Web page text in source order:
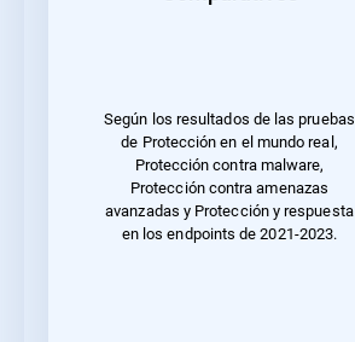
Según los resultados de las pruebas
de Protección en el mundo real,
Protección contra malware,
Protección contra amenazas
avanzadas y Protección y respuesta
en los endpoints de 2021-2023.